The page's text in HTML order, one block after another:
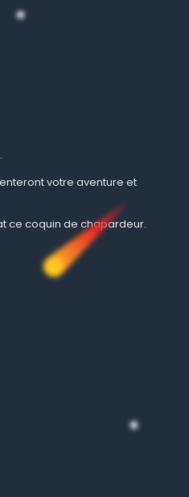
votre aventure et
ce coquin de chapardeur.